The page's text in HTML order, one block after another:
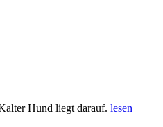
Hund liegt darauf. lesen